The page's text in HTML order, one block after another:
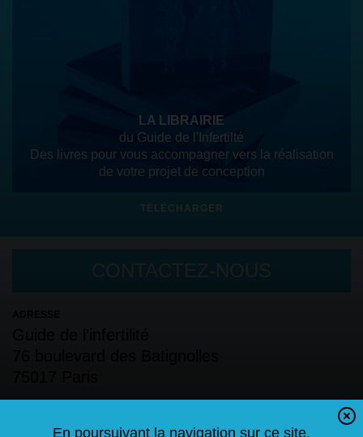
En poursuivant la navigation sur ce site,
LA LIBRAIRIE
du Guide de l'Infertilté
Des livres pour vous accompagner vers la réalisation
de votre projet de conception
TÉLÉCHARGER
CONTACTEZ-NOUS
06.60.56.08.06